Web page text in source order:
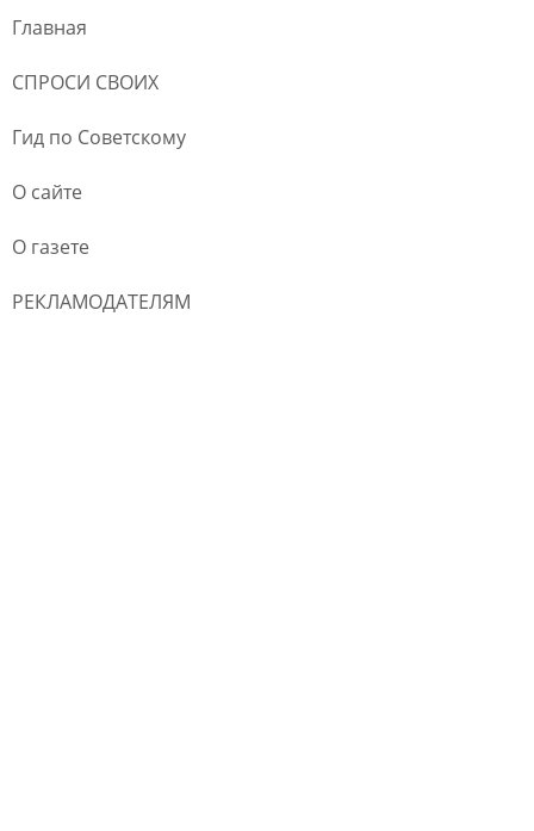
Главная
СПРОСИ СВОИХ
Гид по Советскому
О сайте
О газете
РЕКЛАМОДАТЕЛЯМ